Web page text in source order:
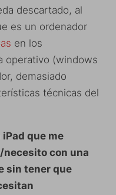
descartado, al
es un ordenador
en los
operativo (windows
demasiado
técnicas del
que me
con una
sin tener que